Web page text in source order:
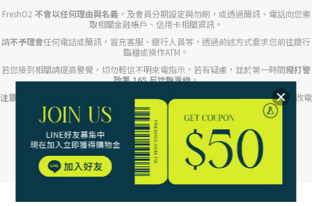
FreshO2 不會以任何理由與名義，及會員分期設定與勿刷，或透過簡訊、電話向您索
取相關金融帳戶、信用卡相關資訊。
請不予理會任何電話或簡訊，冒充客服、銀行人員等，透過前述方式要求您前往銀行
臨櫃或操作ATM。
若您接到相關請提高警覺，切勿輕信不明來電指示，若有疑慮，並於第一時間撥打警
政署 165 反詐騙專線。
注意任何來電顯示開頭為「+」、「+2」、」「+886」等不明來電，提防對方竄改電
話號碼或假裝成特定公司、銀行、司法機關的手法。
路迦生醫股份有限公司｜統編54318905
Copyright© 2017 FreshO2